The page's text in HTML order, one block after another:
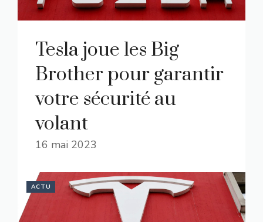
Tesla joue les Big
Brother pour garantir
votre sécurité au
volant
16 mai 2023
ACTU